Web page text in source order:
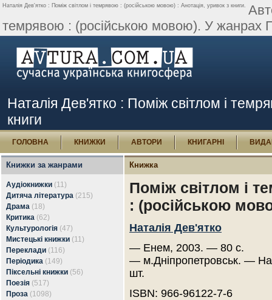
Наталія Дев'ятко : Поміж світлом і темрявою : (російською мовою) : Анотація, уривок з книги.
темрявою : (російською мовою). У жанрах
Наталія Дев'ятко : Поміж світлом і
книги
ГОЛОВНА КНИЖКИ АВТОРИ КНИГАРНІ
Книжки за жанрами
Аудіокнижки (11)
Дитяча література (215)
Драма (18)
Критика (62)
Культурологія (47)
Мистецькі книжки (11)
Переклади (116)
Періодика (149)
Піксельні книжки (56)
Поезія (517)
Проза (1098)
Книжка
Поміж світлом і
: (російською
Наталія Дев'ятко
— Енем, 2003. — 80 с.
— м.Дніпропетровськ. —
шт.
ISBN: 966-96122-7-6